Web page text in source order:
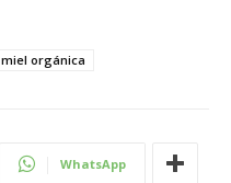
miel orgánica
WhatsApp